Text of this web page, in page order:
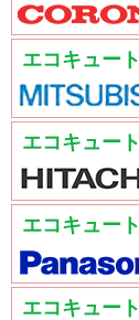
エコキュート
エコキュート
エコキュート
エコキュート